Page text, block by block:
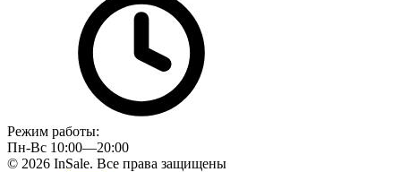
Режим работы:
Пн-Вс 10:00—20:00
© 2026 InSale. Все права защищены